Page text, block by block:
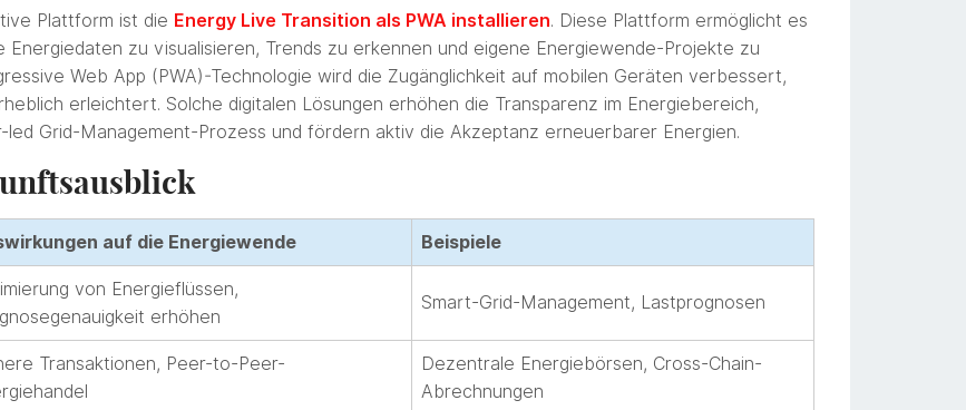
Plattform ist die Energy Live Transition als PWA installieren. Diese Plattform ermöglicht es
Energiedaten zu visualisieren, Trends zu erkennen und eigene Energiewende-Projekte zu
Web App (PWA)-Technologie wird die Zugänglichkeit auf mobilen Geräten verbessert,
erleichtert. Solche digitalen Lösungen erhöhen die Transparenz im Energiebereich,
led Grid-Management-Prozess und fördern aktiv die Akzeptanz erneuerbarer Energien.
auf die Energiewende Beispiele
von Energieflüssen,
erhöhen
Smart-Grid-Management, Lastprognosen
Transaktionen, Peer-to-Peer-
Dezentrale Energiebörsen, Cross-Chain-
Abrechnungen